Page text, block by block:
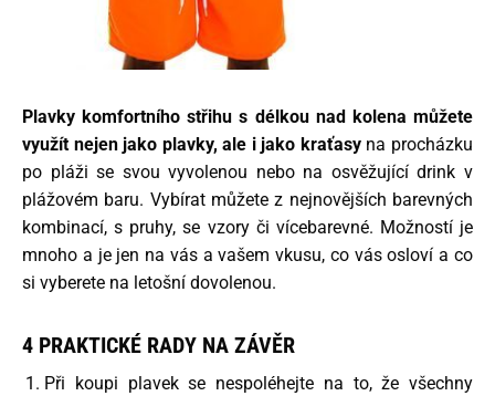
Plavky komfortního střihu s délkou nad kolena můžete
využít nejen jako plavky, ale i jako kraťasyna procházku
po pláži se svou vyvolenou nebo na osvěžující drink v
plážovém baru. Vybírat můžete z nejnovějších barevných
kombinací, s pruhy, se vzory či vícebarevné. Možností je
mnoho a je jen na vás a vašem vkusu, co vás osloví a co
si vyberete na letošní dovolenou.
4 PRAKTICKÉ RADY NA ZÁVĚR
Při koupi plavek se nespoléhejte na to, že všechny